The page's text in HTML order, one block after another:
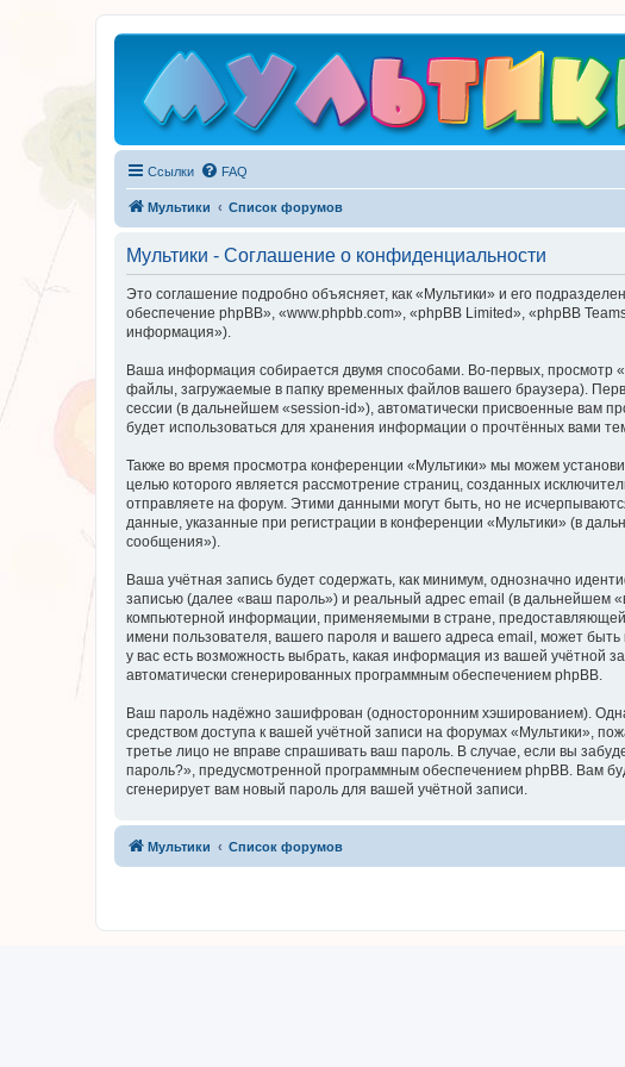
Ссылки FAQ
Мультики Список форумов
Мультики - Соглашение о конфиденциальности
Это соглашение подробно объясняет, как «Мультики» и его
обеспечение phpBB», «www.phpbb.com», «phpBB Limited», «phpBB
информация»).
Ваша информация собирается двумя способами. Во-первых, просмотр
файлы, загружаемые в папку временных файлов вашего браузера).
сессии (в дальнейшем «session-id»), автоматически присвоенные вам
будет использоваться для хранения информации о прочтённых вами
Также во время просмотра конференции «Мультики» мы можем
целью которого является рассмотрение страниц, созданных
отправляете на форум. Этими данными могут быть, но не
данные, указанные при регистрации в конференции «Мультики» (в
сообщения»).
Ваша учётная запись будет содержать, как минимум, однозначно
записью (далее «ваш пароль») и реальный адрес email (в дальнейшем
компьютерной информации, применяемыми в стране,
имени пользователя, вашего пароля и вашего адреса email, может
у вас есть возможность выбрать, какая информация из вашей учётной
автоматически сгенерированных программным обеспечением phpBB.
Ваш пароль надёжно зашифрован (односторонним хэшированием).
средством доступа к вашей учётной записи на форумах «Мультики»,
третье лицо не вправе спрашивать ваш пароль. В случае, если вы
пароль?», предусмотренной программным обеспечением phpBB. Вам
сгенерирует вам новый пароль для вашей учётной записи.
Мультики Список форумов